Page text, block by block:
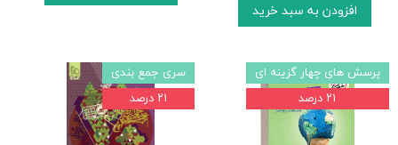
افزودن به سبد خرید
پرسش های چهار گزینه ای
۲۱ درصد
سری جمع بندی
۲۱ درصد